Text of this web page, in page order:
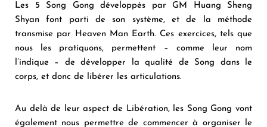
Les 5 Song Gong développés par GM Huang Sheng
Shyan font parti de son système, et de la méthode
transmise par Heaven Man Earth. Ces exercices, tels que
nous les pratiquons, permettent – comme leur nom
l’indique – de développer la qualité de Song dans le
corps, et donc de libérer les articulations.
Au delà de leur aspect de Libération, les Song Gong vont
également nous permettre de commencer à organiser le